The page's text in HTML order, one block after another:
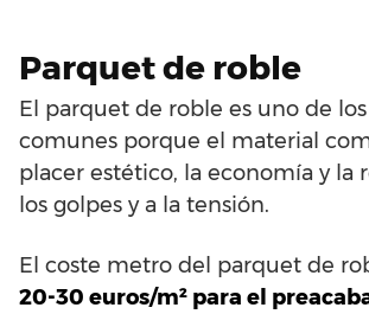
Parquet de roble
El parquet de roble es uno de
comunes porque el material
placer estético, la economía y la
los golpes y a la tensión.
El coste metro del parquet de
20-30 euros/m² para el